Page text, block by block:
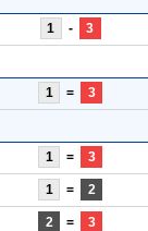
1 - 3
1 = 3
1 = 3
1 = 2
2 = 3